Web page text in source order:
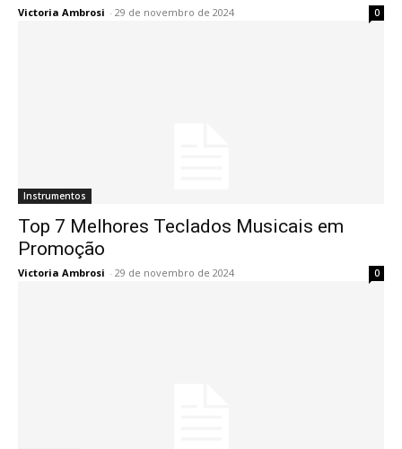
Victoria Ambrosi - 29 de novembro de 2024 0
Instrumentos
Top 7 Melhores Teclados Musicais em
Promoção
Victoria Ambrosi - 29 de novembro de 2024 0